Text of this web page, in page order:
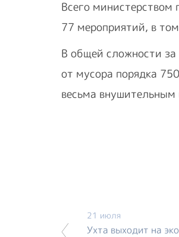
Всего министерством
77 мероприятий, в
В общей сложности за
от мусора порядка
весьма
21 июля
Ухта выходит на